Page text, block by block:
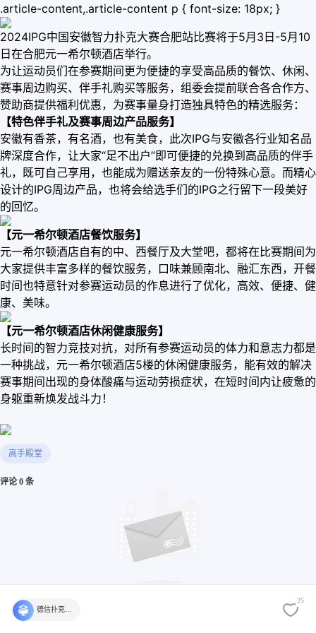
.article-content,.article-content p { font-size: 18px; }
2024IPG中国安徽智力扑克大赛合肥站比赛将于5月3日-5月10
日在合肥元一希尔顿酒店举行。
为让运动员们在参赛期间更为便捷的享受高品质的餐饮、休闲、
赛事周边购买、伴手礼购买等服务，组委会提前联合各合作方、
赞助商提供福利优惠，为赛事量身打造独具特色的精选服务：
【特色伴手礼及赛事周边产品服务】
安徽有香茶，有名酒，也有美食，此次IPG与安徽各行业知名品
牌深度合作，让大家“足不出户”即可便捷的兑换到高品质的伴手
礼，既可自己享用，也能成为赠送亲友的一份特殊心意。而精心
设计的IPG周边产品，也将会给选手们的IPG之行留下一段美好
的回忆。
【元一希尔顿酒店餐饮服务】
元一希尔顿酒店自有的中、西餐厅及大堂吧，都将在比赛期间为
大家提供丰富多样的餐饮服务，口味兼顾南北、融汇东西，开餐
时间也特意针对参赛运动员的作息进行了优化，高效、便捷、健
康、美味。
【元一希尔顿酒店休闲健康服务】
长时间的智力竞技对抗，对所有参赛运动员的体力和意志力都是
一种挑战，元一希尔顿酒店5楼的休闲健康服务，能有效的解决
赛事期间出现的身体酸痛与运动劳损症状，在短时间内让疲惫的
身躯重新焕发战斗力！
高手殿堂
评论 0 条
25